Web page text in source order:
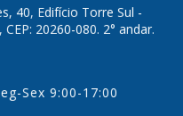
40, Edifício Torre Sul -
20260-080. 2° andar.
Sex 9:00-17:00